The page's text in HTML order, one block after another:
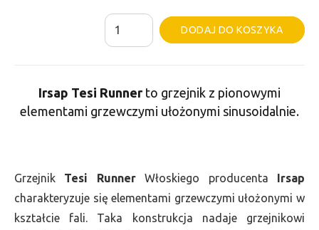
ilość
Grzejnik
szer.
571,
moc
DODAJ DO KOSZYKA
Irsap Tesi Runner to grzejnik z pionowymi
elementami grzewczymi ułożonymi sinusoidalnie.
Grzejnik Tesi RunnerWłoskiego producenta Irsap
charakteryzuje się elementami grzewczymi ułożonymi w
kształcie fali. Taka konstrukcja nadaje grzejnikowi